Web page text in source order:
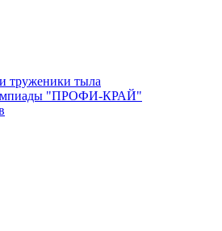
труженики тыла
"ПРОФИ-КРАЙ"